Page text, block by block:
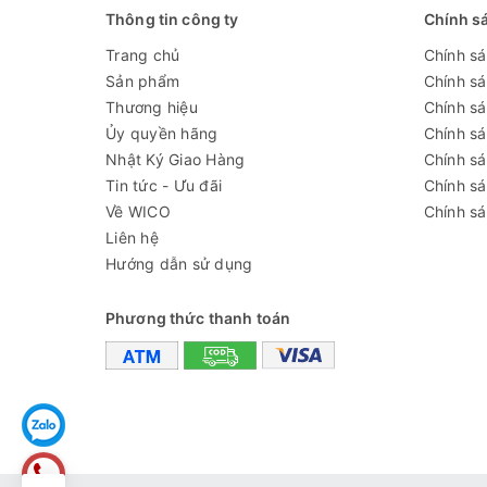
028.39260.457 để được hỗ
Cách bảo quản
- Sau khi sử dụng, đổ bỏ
- Không pha loãng hoặc
Dùng cho máy
Chứng nhận
phân tích (COA)
Không
Thông tin công ty
Trang chủ
Sản phẩm
Thương hiệu
Ủy quyền hãng
Nhật Ký Giao Hàng
Tin tức - Ưu đãi
Về WICO
Liên hệ
Hướng dẫn sử dụng
Chính
Chính
Chính
Chính
Chính
Chính
Chính
Chính
Phương thức thanh toán